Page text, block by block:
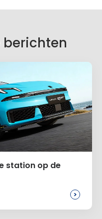
gepubliceerd.
berichten
station op de
>